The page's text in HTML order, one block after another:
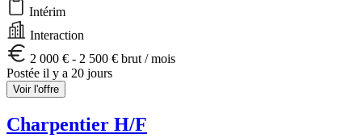
Intérim
Interaction
2 000 € - 2 500 € brut / mois
Postée il y a 20 jours
Voir l'offre
Charpentier H/F